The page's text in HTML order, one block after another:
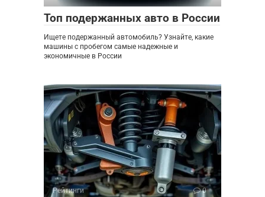
Топ подержанных авто в России
Ищете подержанный автомобиль? Узнайте, какие
машины с пробегом самые надежные и
экономичные в России
Рейтинги 0